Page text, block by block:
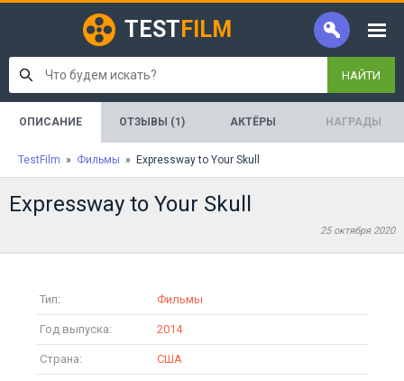
TEST FILM
НАЙТИ
ОПИСАНИЕ ОТЗЫВЫ (1) АКТЁРЫ НАГРАДЫ
TestFilm » Фильмы » Expressway to Your Skull
Expressway to Your Skull
25 октября 2020
Тип: Фильмы
Год выпуска: 2014
Страна: США